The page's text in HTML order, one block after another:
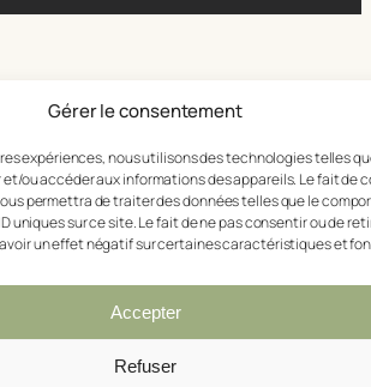
Gérer le consentement
expériences, nous utilisons des technologies telles
ou accéder aux informations des appareils. Le fait de
permettra de traiter des données telles que le
uniques sur ce site. Le fait de ne pas consentir ou de
un effet négatif sur certaines caractéristiques et
Accepter
Refuser